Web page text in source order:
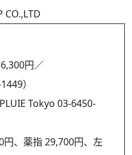
円／
）
Tokyo 03-6450-
円、薬指 29,700円、左